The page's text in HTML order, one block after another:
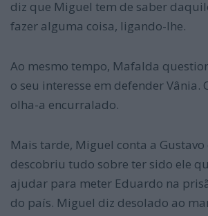
diz que Miguel tem de saber
fazer alguma coisa, ligando-lhe.
Ao mesmo tempo, Mafalda
o seu interesse em defender Vânia.
olha-a encurralado.
Mais tarde, Miguel conta a
descobriu tudo sobre ter sido ele
ajudar para meter Eduardo na
do país. Miguel diz desolado ao